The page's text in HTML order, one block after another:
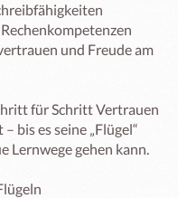
und Freude am
für Schritt Vertrauen
bis es seine „Flügel“
Lernwege gehen kann.